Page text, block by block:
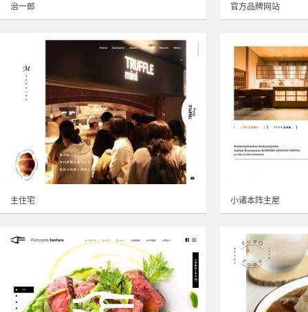
治一郎 官方品牌网站
主住宅 小诸本阵主屋